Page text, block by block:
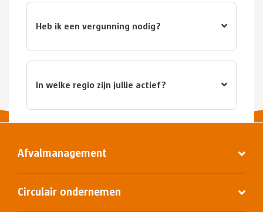
Heb ik een vergunning nodig?
In welke regio zijn jullie actief?
Afvalmanagement
Circulair ondernemen